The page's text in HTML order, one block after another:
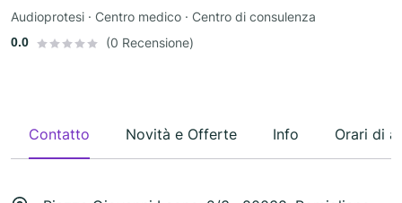
Audioprotesi · Centro medico · Centro di consulenza
0.0 (0 Recensione)
Contatto Novità e Offerte Info Orari di